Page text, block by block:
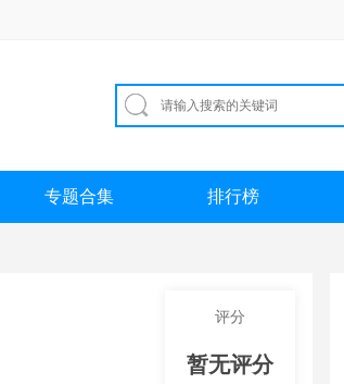
专题合集 排行榜
评分
暂无评分